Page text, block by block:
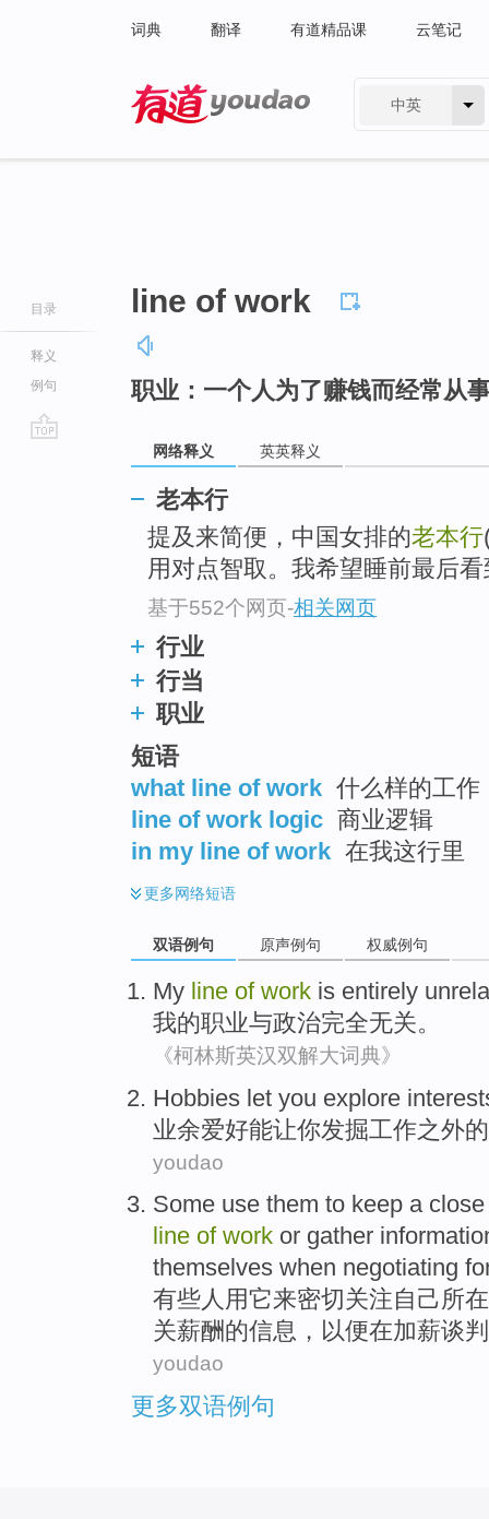
词典 翻译 有道精品课 云笔记
中英
目录
释义
例句
line of work
职业：一个人为了赚钱而经常从
网络释义 英英释义
老本行
提及来简便，中国女排的老本行
用对点智取。我希望睡前最后
基于552个网页-相关网页
行业
行当
职业
短语
what line of work 什么样的工作
line of work logic 商业逻辑
in my line of work 在我这行里
更多网络短语
双语例句 原声例句 权威例句
My line of work is entirely
我的职业与政治完全无关。
《柯林斯英汉双解大词典》
Hobbies let you explore
业余爱好能让你发掘工作之外的
youdao
Some use them to keep a close
line of work or gather
themselves when negotiating
有些人 用它来密切 关注自己所
关薪酬的信息 ，以便在加薪谈判
youdao
更多双语例句